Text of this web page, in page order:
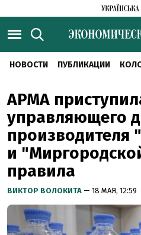
НОВОСТИ ПУБЛИКАЦИИ
АРМА
управляющего
и
правила
ВИКТОР ВОЛОКИТА — 18 МАЯ, 12:59